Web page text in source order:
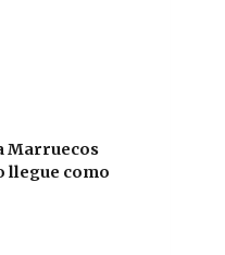
Marruecos
llegue como